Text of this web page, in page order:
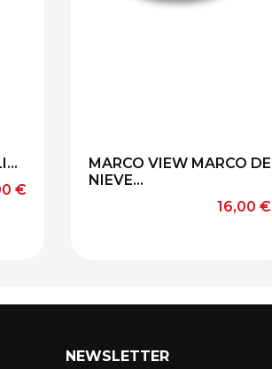
€
MARCO VIEW MARCO DE
NIEVE...
Precio
16,00 €
NEWSLETTER